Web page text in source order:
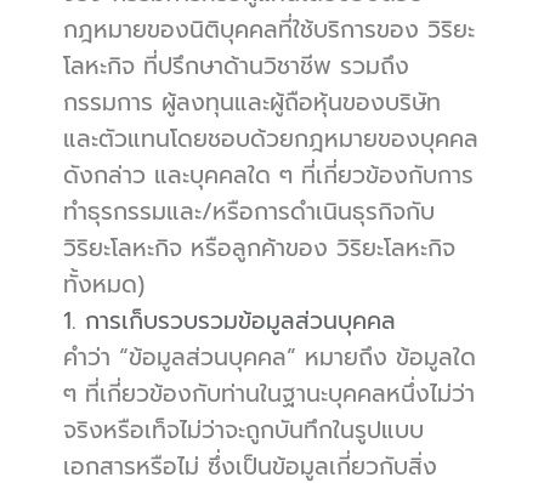
กฎหมายของนิติบุคคลที่ใช้บริการของ วิริยะ
โลหะกิจ ที่ปรึกษาด้านวิชาชีพ รวมถึง
กรรมการ ผู้ลงทุนและผู้ถือหุ้นของบริษัท
และตัวแทนโดยชอบด้วยกฎหมายของบุคคล
ดังกล่าว และบุคคลใด ๆ ที่เกี่ยวข้องกับการ
ทำธุรกรรมและ/หรือการดำเนินธุรกิจกับ
วิริยะโลหะกิจ หรือลูกค้าของ วิริยะโลหะกิจ
ทั้งหมด)
1. การเก็บรวบรวมข้อมูลส่วนบุคคล
คำว่า “ข้อมูลส่วนบุคคล” หมายถึง ข้อมูลใด
ๆ ที่เกี่ยวข้องกับท่านในฐานะบุคคลหนึ่งไม่ว่า
จริงหรือเท็จไม่ว่าจะถูกบันทึกในรูปแบบ
เอกสารหรือไม่ ซึ่งเป็นข้อมูลเกี่ยวกับสิ่ง